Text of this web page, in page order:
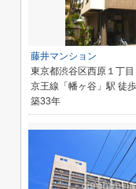
藤井マンション
東京都渋谷区西原１丁目
京王線「幡ヶ谷」駅 徒
築33年